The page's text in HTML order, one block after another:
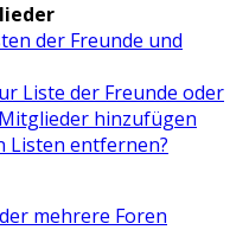
der Freunde und
Liste der Freunde oder
hinzufügen
Listen entfernen?
mehrere Foren